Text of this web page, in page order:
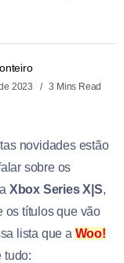
2023 3 Mins Read
novidades estão
sobre os
Xbox Series X|S,
os títulos que vão
lista que a Woo!
tudo: